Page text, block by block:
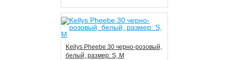
Kellys Pheebe 30 черно-розовый,
белый, размер: S, M